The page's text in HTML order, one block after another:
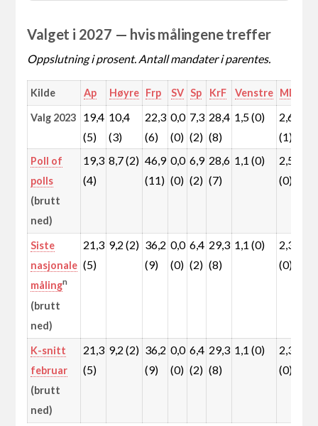
Valget i 2027 — hvis målingene treffer
Oppslutning i prosent. Antall mandater i parentes.
Kilde Ap Høyre Frp SV Sp KrF Venstre MDG
Valg 2023
19,4
(5)
10,4
(3)
22,3
(6)
0,0
(0)
7,3
(2)
28,4
(8)
1,5 (0)
2,6
(1)
Poll of
polls
(brutt
ned)
19,3
(4)
8,7 (2) 46,9
(11)
0,0
(0)
6,9
(2)
28,6
(7)
1,1 (0)
2,5
(0)
Siste
nasjonale
målingn
(brutt
ned)
21,3
(5)
9,2 (2) 36,2
(9)
0,0
(0)
6,4
(2)
29,3
(8)
1,1 (0)
2,3
(0)
K-snitt
februar
(brutt
ned)
21,3
(5)
9,2 (2) 36,2
(9)
0,0
(0)
6,4
(2)
29,3
(8)
1,1 (0)
2,3
(0)